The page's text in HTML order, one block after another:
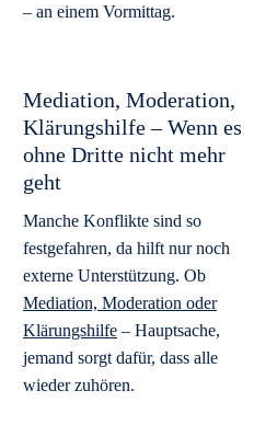
– an einem Vormittag.
Mediation, Moderation,
Klärungshilfe – Wenn es
ohne Dritte nicht mehr
geht
Manche Konflikte sind so
festgefahren, da hilft nur noch
externe Unterstützung. Ob
Mediation, Moderation oder
Klärungshilfe – Hauptsache,
jemand sorgt dafür, dass alle
wieder zuhören.